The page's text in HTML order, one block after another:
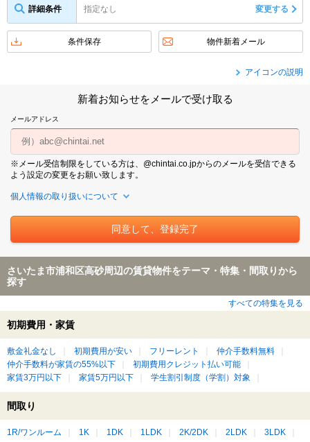
詳細条件 指定なし 変更する
条件保存 物件新着メール
アイコンの説明
新着お知らせをメールで受け取る
メールアドレス
※メール受信制限をしている方は、@chintai.co.jpからのメールを受信できる
よう設定の変更をお願い致します。
個人情報の取り扱いについて
さいたま市浦和区高砂周辺の賃貸物件をテーマ・特集・間取りから
探す
すべての特集を見る
初期費用・家賃
敷金礼金なし 初期費用が安い フリーレント
仲介手数料無料
仲介手数料が家賃の55%以下
初期費用クレジット払い可能
家賃3万円以下
家賃5万円以下 学生割引制度（学割）対象
間取り
1R/ワンルーム 1K 1DK 1LDK 2K/2DK 2LDK 3LDK